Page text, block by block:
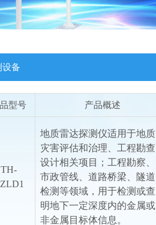
设备
型号 产品概述
TH-
地质雷达探测仪适用于地质
灾害评估和治理、工程勘查
设计相关项目；工程勘察、
市政管线、道路桥梁、隧道
检测等领域，用于检测或查
明地下一定深度内的金属或
非金属目标体信息。